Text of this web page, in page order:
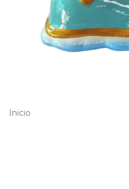
Inicio